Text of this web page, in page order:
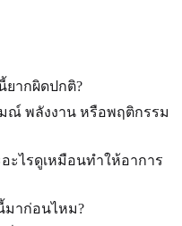
ยากผิดปกติ?
ณ์ พลังงาน หรือพฤติกรรม
ะไรดูเหมือนทำให้อาการ
มาก่อนไหม?